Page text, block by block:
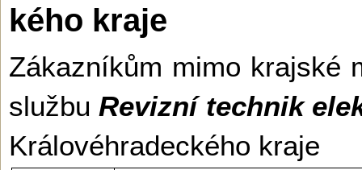
kého kraje
Zákazníkům mimo krajské
službuRevizní technik
Královéhradec­kého kraje